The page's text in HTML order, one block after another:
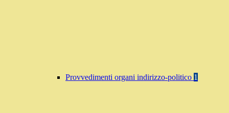
Provvedimenti organi indirizzo-politico 1